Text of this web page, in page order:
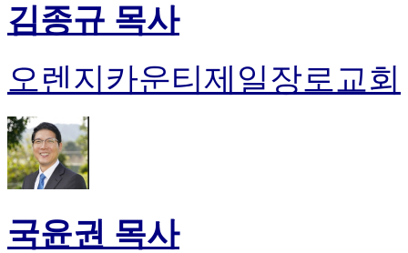
김종규 목사
오렌지카운티제일장로교회
국윤권 목사